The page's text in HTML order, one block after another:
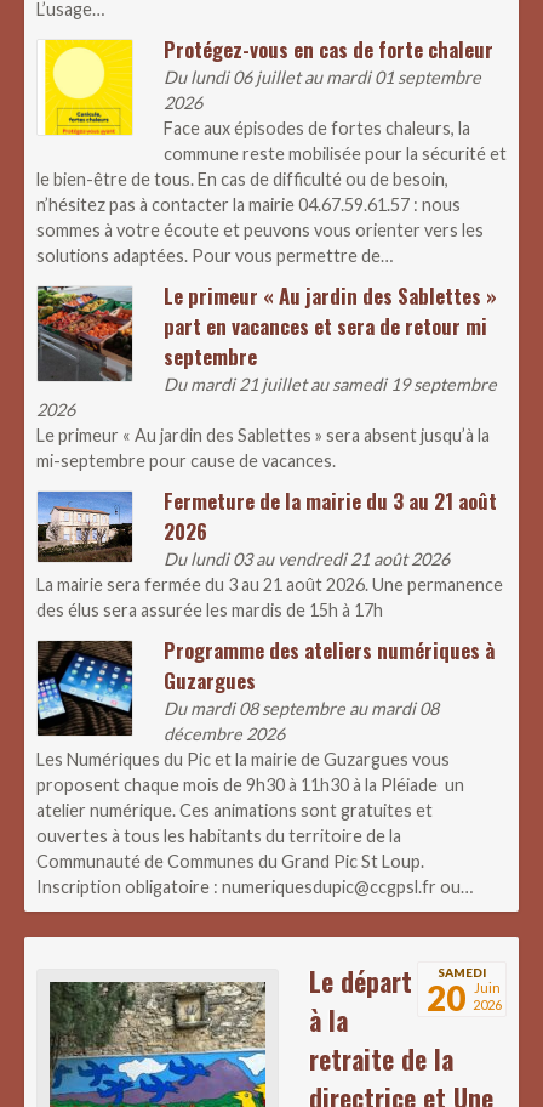
L’usage…
Protégez-vous en cas de forte chaleur
Du lundi 06 juillet au mardi 01 septembre
2026
Face aux épisodes de fortes chaleurs, la
commune reste mobilisée pour la sécurité et
le bien-être de tous. En cas de difficulté ou de besoin,
n’hésitez pas à contacter la mairie 04.67.59.61.57 : nous
sommes à votre écoute et peuvons vous orienter vers les
solutions adaptées. Pour vous permettre de…
Le primeur « Au jardin des Sablettes »
part en vacances et sera de retour mi
septembre
Du mardi 21 juillet au samedi 19 septembre
2026
Le primeur « Au jardin des Sablettes » sera absent jusqu’à la
mi-septembre pour cause de vacances.
Fermeture de la mairie du 3 au 21 août
2026
Du lundi 03 au vendredi 21 août 2026
La mairie sera fermée du 3 au 21 août 2026. Une permanence
des élus sera assurée les mardis de 15h à 17h
Programme des ateliers numériques à
Guzargues
Du mardi 08 septembre au mardi 08
décembre 2026
Les Numériques du Pic et la mairie de Guzargues vous
proposent chaque mois de 9h30 à 11h30 à la Pléiade un
atelier numérique. Ces animations sont gratuites et
ouvertes à tous les habitants du territoire de la
Communauté de Communes du Grand Pic St Loup.
Inscription obligatoire : numeriquesdupic@ccgpsl.fr ou…
SAMEDI
20
Juin
2026
Le départ
à la
retraite de la
directrice et Une